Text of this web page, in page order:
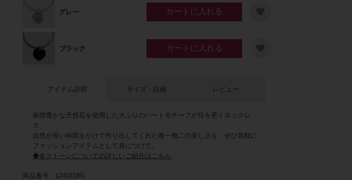
グレー カートに入れる
ブラック カートに入れる
アイテム説明
表情豊かな天然石を使用した大ぶりのハートモチーフが目を惹くネックレ
ス。
自然が長い時間をかけて作り出してくれた唯一無二の美しさを、ぜひ気軽に
ファッションアイテムとして身につけて。
◆各ストーンについての詳しいご紹介はこちら
サイズ・詳細 レビュー
商品番号 1240218G